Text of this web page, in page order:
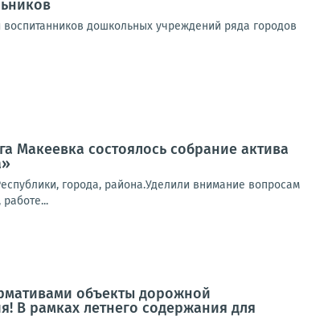
дошкольных учреждений ряда городов
Макеевка состоялось собрание актива
города, района.Уделили внимание вопросам
объекты дорожной
В рамках летнего содержания для